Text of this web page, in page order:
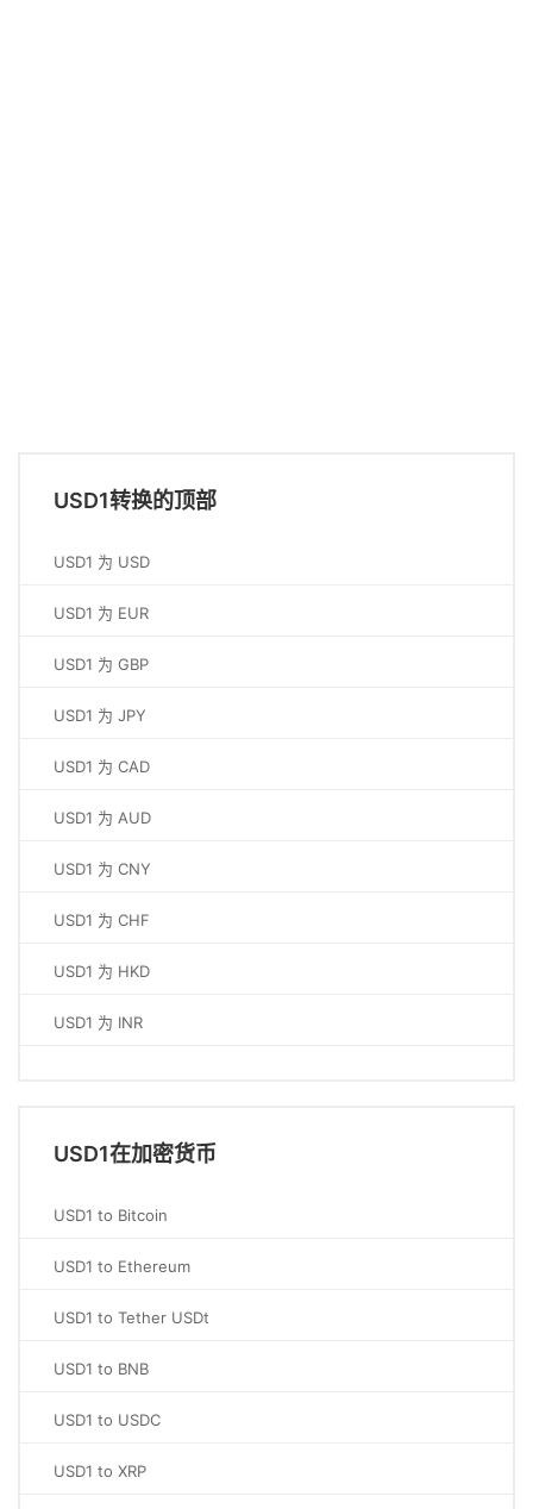
USD1转换的顶部
USD1 为 USD
USD1 为 EUR
USD1 为 GBP
USD1 为 JPY
USD1 为 CAD
USD1 为 AUD
USD1 为 CNY
USD1 为 CHF
USD1 为 HKD
USD1 为 INR
USD1在加密货币
USD1 to Bitcoin
USD1 to Ethereum
USD1 to Tether USDt
USD1 to BNB
USD1 to USDC
USD1 to XRP